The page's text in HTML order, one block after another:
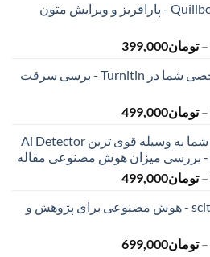
اکانت پرمیوم Quillbot - پارافریز و ویرایش متون
– تومان399,000
تومان145,000
تومان399,000
شارژ اکانت شخصی شما در Turnitin - برسی سرقت
– تومان499,000محدوده
تومان199,000
تا
تومان499,000
بررسی مقالات شما به وسیله قوی ترین Ai Detector
– تومان499,000محدوده
تومان299,000
تومان499,000
اکانت پرمیوم scite - هوش مصنوعی برای پژوهش و
– تومان699,000محدوده